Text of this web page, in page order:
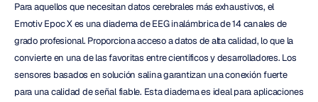
Para aquellos que necesitan datos cerebrales más exhaustivos, el
Emotiv Epoc X es una diadema de EEG inalámbrica de 14 canales de
grado profesional. Proporciona acceso a datos de alta calidad, lo que la
convierte en una de las favoritas entre científicos y desarrolladores. Los
sensores basados en solución salina garantizan una conexión fuerte
para una calidad de señal fiable. Esta diadema es ideal para aplicaciones